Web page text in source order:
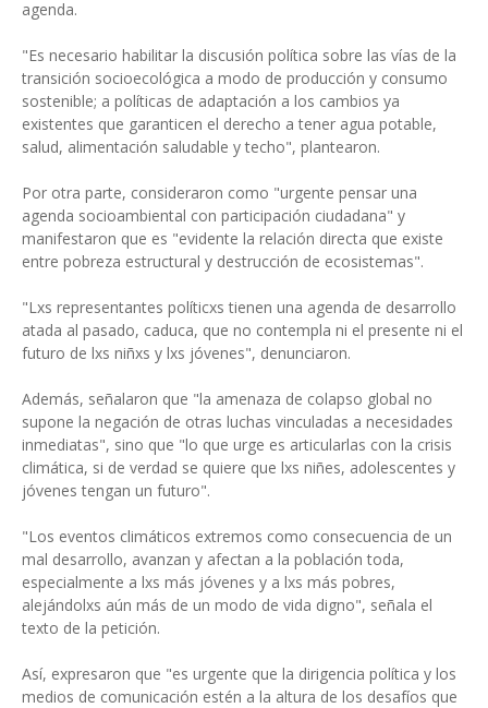
agenda.
"Es necesario habilitar la discusión política sobre las vías de la
transición socioecológica a modo de producción y consumo
sostenible; a políticas de adaptación a los cambios ya
existentes que garanticen el derecho a tener agua potable,
salud, alimentación saludable y techo", plantearon.
Por otra parte, consideraron como "urgente pensar una
agenda socioambiental con participación ciudadana" y
manifestaron que es "evidente la relación directa que existe
entre pobreza estructural y destrucción de ecosistemas".
"Lxs representantes políticxs tienen una agenda de desarrollo
atada al pasado, caduca, que no contempla ni el presente ni el
futuro de lxs niñxs y lxs jóvenes", denunciaron.
Además, señalaron que "la amenaza de colapso global no
supone la negación de otras luchas vinculadas a necesidades
inmediatas", sino que "lo que urge es articularlas con la crisis
climática, si de verdad se quiere que lxs niñes, adolescentes y
jóvenes tengan un futuro".
"Los eventos climáticos extremos como consecuencia de un
mal desarrollo, avanzan y afectan a la población toda,
especialmente a lxs más jóvenes y a lxs más pobres,
alejándolxs aún más de un modo de vida digno", señala el
texto de la petición.
Así, expresaron que "es urgente que la dirigencia política y los
medios de comunicación estén a la altura de los desafíos que